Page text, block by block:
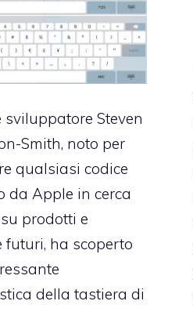
sviluppatore Steven
Smith, noto per
qualsiasi codice
da Apple in cerca
prodotti e
futuri, ha scoperto
della tastiera di